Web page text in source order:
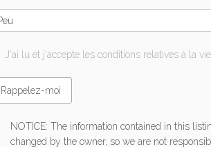
J'ai lu et j'accepte les conditions relatives à la
NOTICE: The information contained in this
changed by the owner, so we are not